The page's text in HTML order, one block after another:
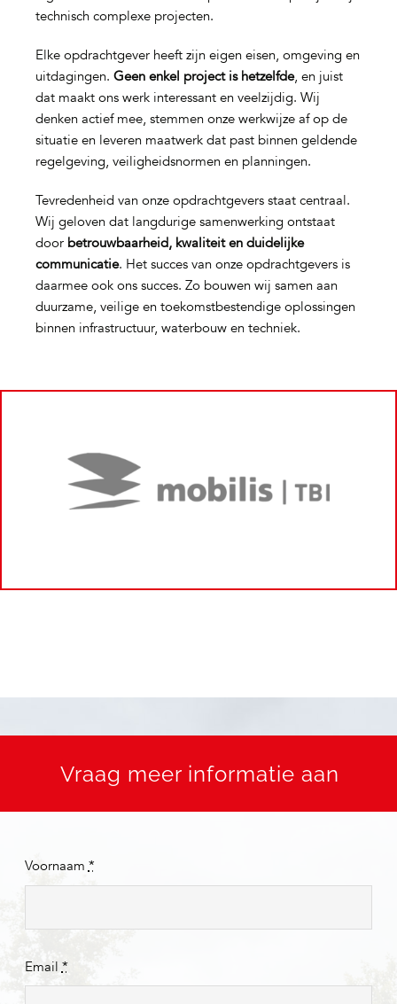
technisch complexe projecten.
Elke opdrachtgever heeft zijn eigen eisen, omgeving en
uitdagingen. Geen enkel project is hetzelfde, en juist
dat maakt ons werk interessant en veelzijdig. Wij
denken actief mee, stemmen onze werkwijze af op de
situatie en leveren maatwerk dat past binnen geldende
regelgeving, veiligheidsnormen en planningen.
Tevredenheid van onze opdrachtgevers staat centraal.
Wij geloven dat langdurige samenwerking ontstaat
door betrouwbaarheid, kwaliteit en duidelijke
communicatie. Het succes van onze opdrachtgevers is
daarmee ook ons succes. Zo bouwen wij samen aan
duurzame, veilige en toekomstbestendige oplossingen
binnen infrastructuur, waterbouw en techniek.
Vraag meer informatie aan
Voornaam *
Email *